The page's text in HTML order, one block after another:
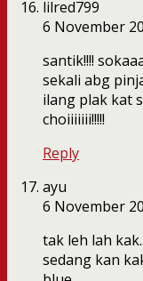
lilred799
6 November
santik!!!!
sekali abg
ilang plak kat
choiiiiiii!!!!!
Reply
ayu
6 November
tak leh lah kak..
sedang kan